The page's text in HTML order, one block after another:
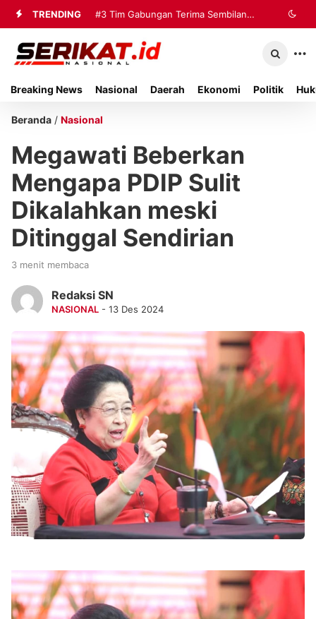
TRENDING #3 Tim Gabungan Terima Sembilan
Korban Evakuasi KM Mutiara Sentosa
Breaking News Nasional Daerah Ekonomi Politik
Beranda / Nasional
Megawati Beberkan
Mengapa PDIP Sulit
Dikalahkan meski
Ditinggal Sendirian
3 menit membaca
Redaksi SN
NASIONAL - 13 Des 2024